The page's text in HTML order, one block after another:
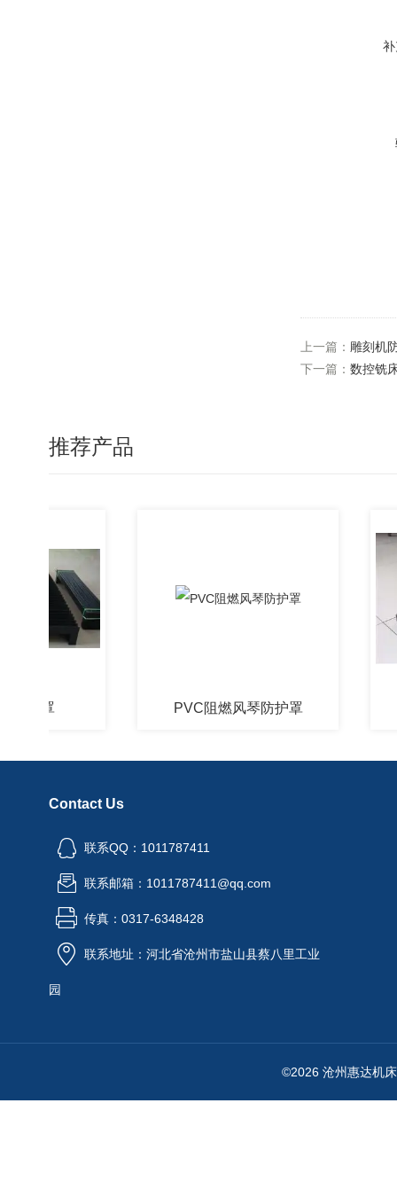
上一篇： 雕刻机
下一篇： 数控铣
推荐产品
PVC阻燃风琴防护罩
Contact Us
联系QQ：1011787411
联系邮箱：1011787411@qq.com
传真：0317-6348428
联系地址：河北省沧州市盐山县蔡八里工业
园
©2026 沧州惠达机